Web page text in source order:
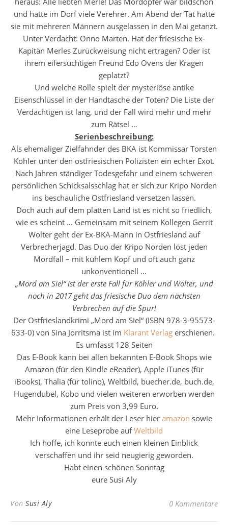
und hatte im Dorf viele Verehrer. Am Abend der Tat hatte
sie mit mehreren Männern ausgelassen in den Mai getanzt.
Unter Verdacht: Onno Marten. Hat der friesische Ex-
Kapitän Merles Zurückweisung nicht ertragen? Oder ist
ihrem eifersüchtigen Freund Edo Ovens der Kragen
geplatzt?
Und welche Rolle spielt der mysteriöse antike
Eisenschlüssel in der Handtasche der Toten? Die Liste der
Verdächtigen ist lang, und der Fall wird mehr und mehr
zum Rätsel …
Serienbeschreibung:
Als ehemaliger Zielfahnder des BKA ist Kommissar Torsten
Köhler unter den ostfriesischen Polizisten ein echter Exot.
Nach Jahren ständiger Todesgefahr und einem schweren
persönlichen Schicksalsschlag hat er sich zur Kripo Norden
ins beschauliche Ostfriesland versetzen lassen.
Doch auch auf dem platten Land ist es nicht so friedlich,
wie es scheint … Gemeinsam mit seinem Kollegen Gerrit
Wolter geht der Ex-BKA-Mann in Ostfriesland auf
Verbrecherjagd. Das Duo der Kripo Norden löst jeden
Mordfall – mit kühlem Kopf und oft auch ganz
unkonventionell …
„Mord am Siel“ ist der erste Fall für Köhler und Wolter, und
noch in 2017 geht das friesische Duo dem nächsten
Verbrechen auf die Spur!
Der Ostfrieslandkrimi „Mord am Siel“ (ISBN 978-3-95573-
633-0) von Sina Jorritsma ist im Klarant Verlag erschienen.
Es umfasst 128 Seiten
Das E-Book kann bei allen bekannten E-Book Shops wie
Amazon (für den Kindle eReader), Apple iTunes (für
iBooks), Thalia (für tolino), Weltbild, buecher.de, buch.de,
Hugendubel, Kobo und vielen weiteren erworben werden
zum Preis von 3,99 Euro.
Mehr Informationen erhält der Leser hier amazon sowie
eine Leseprobe aufWeltbild
Ich hoffe, ich konnte euch einen kleinen Einblick
verschaffen und ihr seid neugierig geworden.
Habt einen schönen Sonntag
eure Susi Aly
Von Susi Aly 0 Kommentare